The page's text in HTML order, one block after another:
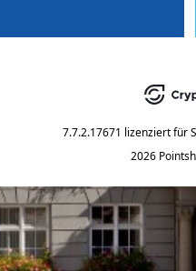
7.7.2.17671 lizenziert für
2026